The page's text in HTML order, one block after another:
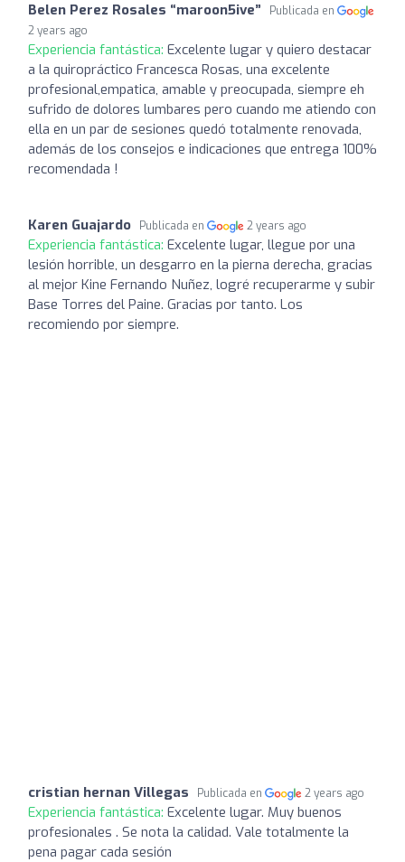
Belen Perez Rosales “maroon5ive”
Publicada en
2 years ago
Experiencia fantástica: Excelente lugar y quiero destacar
a la quiropráctico Francesca Rosas, una excelente
profesional,empatica, amable y preocupada, siempre eh
sufrido de dolores lumbares pero cuando me atiendo con
ella en un par de sesiones quedó totalmente renovada,
además de los consejos e indicaciones que entrega 100%
recomendada !
Karen Guajardo Publicada en 2 years ago
Experiencia fantástica: Excelente lugar, llegue por una
lesión horrible, un desgarro en la pierna derecha, gracias
al mejor Kine Fernando Nuñez, logré recuperarme y subir
Base Torres del Paine. Gracias por tanto. Los
recomiendo por siempre.
cristian hernan Villegas Publicada en 2 years ago
Experiencia fantástica: Excelente lugar. Muy buenos
profesionales . Se nota la calidad. Vale totalmente la
pena pagar cada sesión